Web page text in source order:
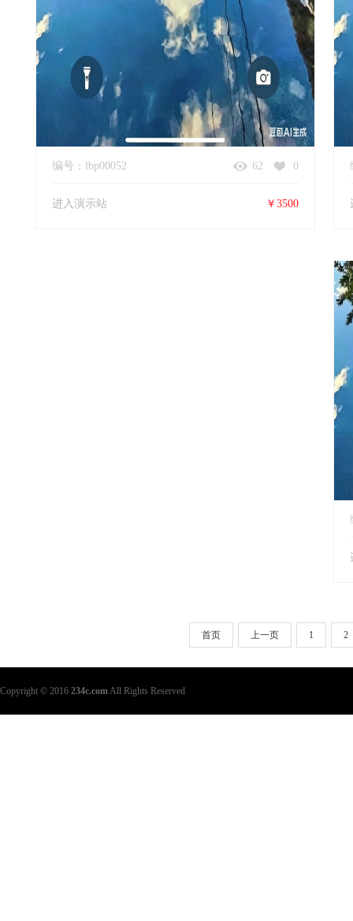
编号：lbp00052 62 0
进入演示站 ￥3500
首页 上一页 1 2
Copyright © 2016 234c.comAll Rights Reserved